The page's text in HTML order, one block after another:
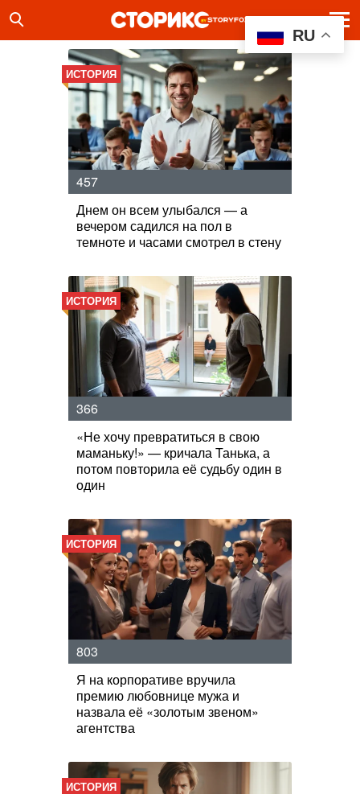
ИСТОРИЯ
457
Днем он всем улыбался — а
вечером садился на пол в
темноте и часами смотрел в стену
ИСТОРИЯ
366
«Не хочу превратиться в свою
маманьку!» — кричала Танька, а
потом повторила её судьбу один в
один
ИСТОРИЯ
803
Я на корпоративе вручила
премию любовнице мужа и
назвала её «золотым звеном»
агентства
ИСТОРИЯ
RU